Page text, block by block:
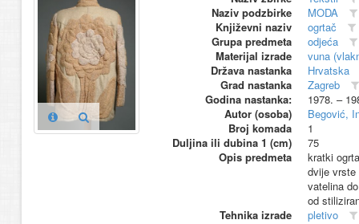
Naziv podzbirke
MODA
Književni naziv
ogrtač
Grupa predmeta
odjeća
Materijal izrade
vuna
Država nastanka
Hrvatska
Grad nastanka
Zagreb
Godina nastanka:
1978. –
Autor (osoba)
Begović,
Broj komada
1
Duljina ili dubina 1 (cm)
75
Opis predmeta
kratki
dvije vrste
vatelina
od
Tehnika izrade
pletivo